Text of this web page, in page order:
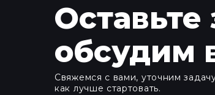
обсудим
Свяжемся с вами, уточним
как лучше стартовать.